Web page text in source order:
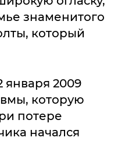
знаменитого
который
января 2009
которую
потере
начался